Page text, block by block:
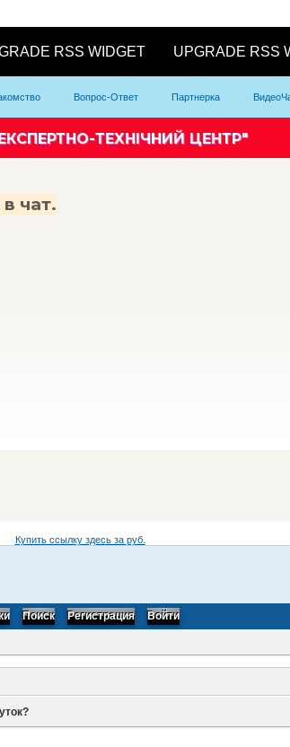
Вопрос-Ответ Партнерка
Купить ссылку здесь за руб.
Поиск Регистрация Войти